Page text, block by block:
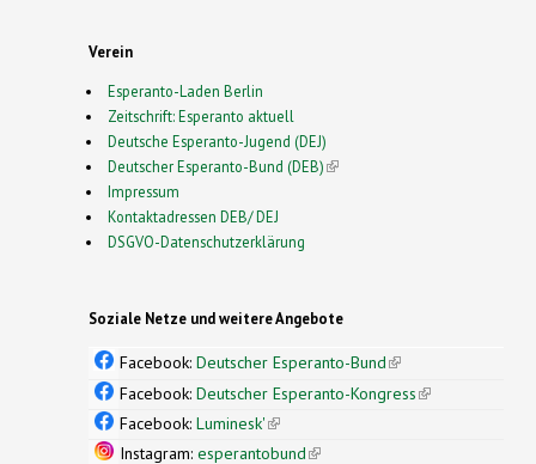
Verein
Esperanto-Laden Berlin
Zeitschrift: Esperanto aktuell
Deutsche Esperanto-Jugend (DEJ)
Deutscher Esperanto-Bund (DEB)(link is external)
Impressum
Kontaktadressen DEB/ DEJ
DSGVO-Datenschutzerklärung
Soziale Netze und weitere Angebote
Facebook: Deutscher Esperanto-Bund(link is
external)
Facebook: Deutscher Esperanto-Kongress(link is
Facebook: Luminesk'(link is external)
Instagram: esperantobund(link is external)